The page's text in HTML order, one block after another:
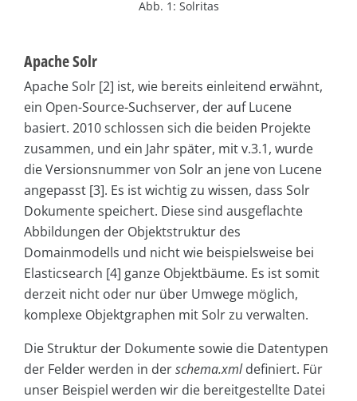
Abb. 1: Solritas
Apache Solr
Apache Solr [2] ist, wie bereits einleitend erwähnt,
ein Open-Source-Suchserver, der auf Lucene
basiert. 2010 schlossen sich die beiden Projekte
zusammen, und ein Jahr später, mit v.3.1, wurde
die Versionsnummer von Solr an jene von Lucene
angepasst [3]. Es ist wichtig zu wissen, dass Solr
Dokumente speichert. Diese sind ausgeflachte
Abbildungen der Objektstruktur des
Domainmodells und nicht wie beispielsweise bei
Elasticsearch [4] ganze Objektbäume. Es ist somit
derzeit nicht oder nur über Umwege möglich,
komplexe Objektgraphen mit Solr zu verwalten.
Die Struktur der Dokumente sowie die Datentypen
der Felder werden in derschema.xmldefiniert. Für
unser Beispiel werden wir die bereitgestellte Datei